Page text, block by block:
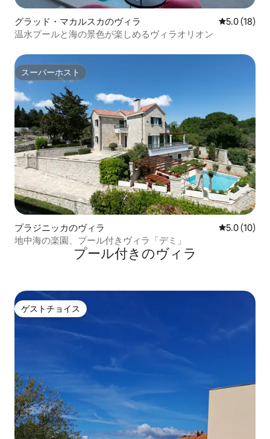
グラッド・マカルスカのヴィラ レビュー18
5.0 (18)
温水プールと海の景色が楽しめるヴィラオリオン
スーパーホスト
スーパーホスト
プラジニッカのヴィラ レビュー10
5.0 (10)
地中海の楽園、プール付きヴィラ「デミ」
プール付きのヴィラ
ゲストチョイス
ゲストチョイス